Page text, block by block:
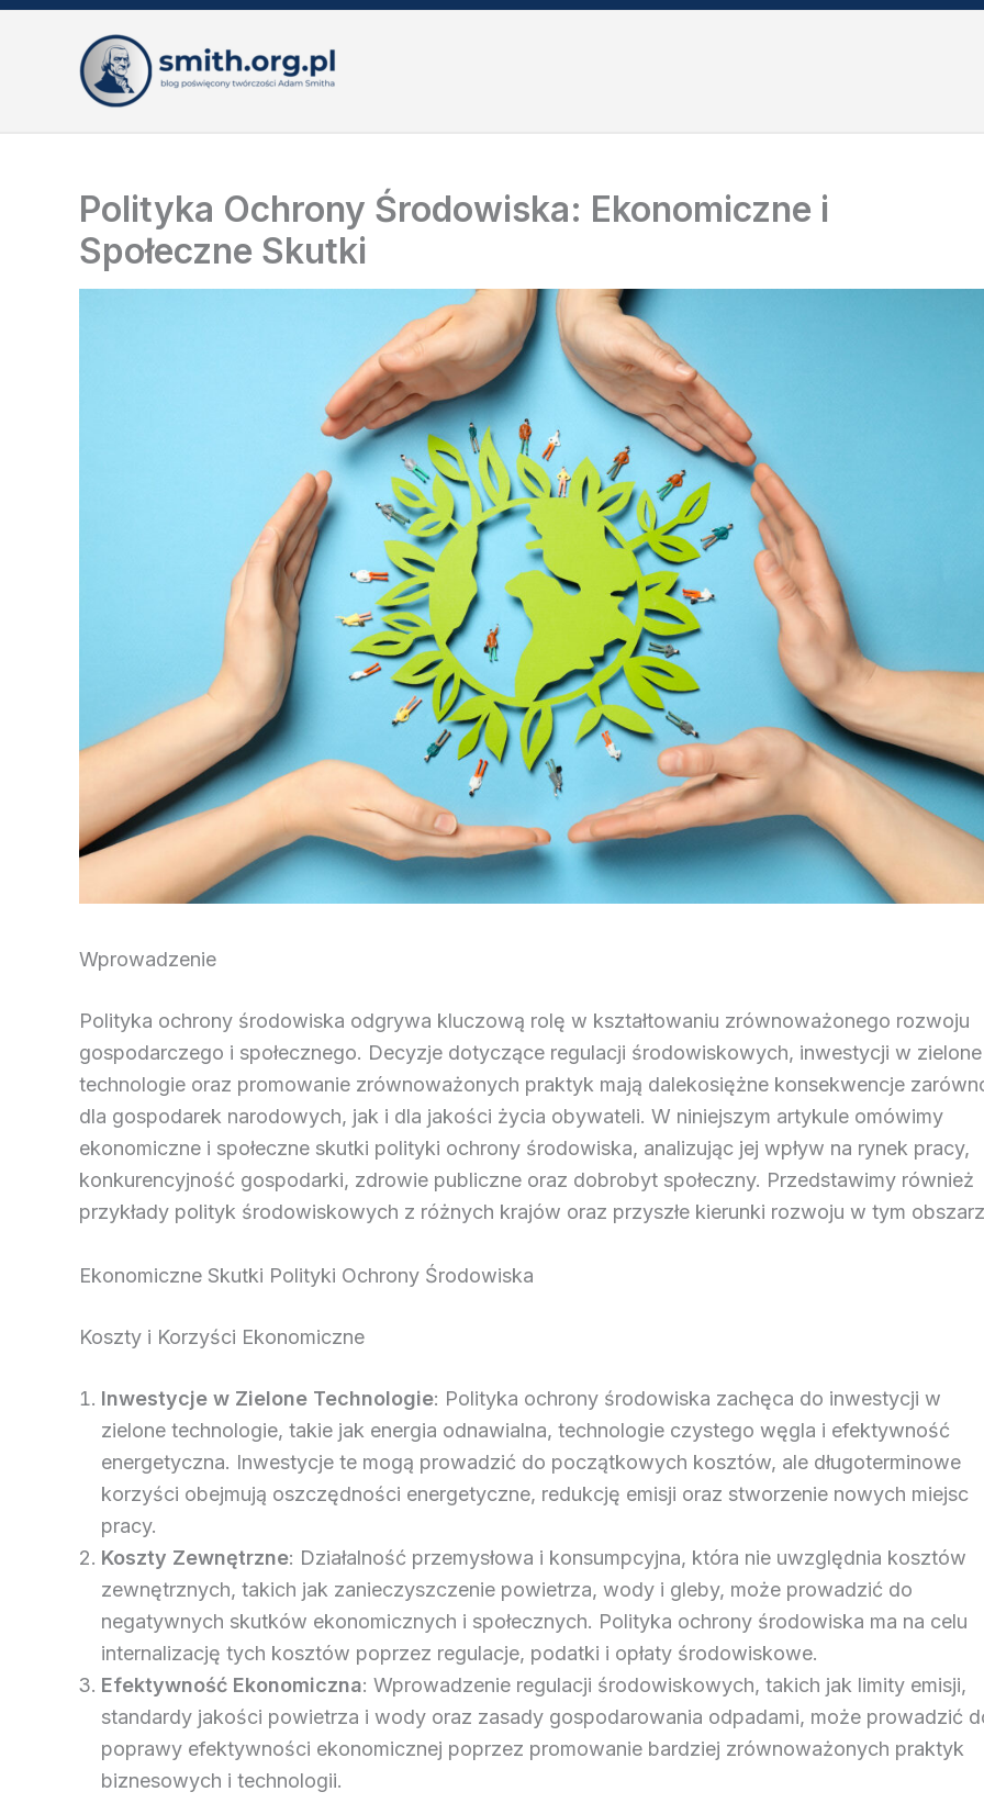
Przejdź
Polityka Ochrony Środowiska: Ekonomiczne i
Społeczne Skutki
Wprowadzenie
Polityka ochrony środowiska odgrywa kluczową rolę w kształtowaniu zrównoważonego rozwoju
gospodarczego i społecznego. Decyzje dotyczące regulacji środowiskowych, inwestycji w zielone
technologie oraz promowanie zrównoważonych praktyk mają dalekosiężne konsekwencje
dla gospodarek narodowych, jak i dla jakości życia obywateli. W niniejszym artykule omówimy
ekonomiczne i społeczne skutki polityki ochrony środowiska, analizując jej wpływ na rynek pracy,
konkurencyjność gospodarki, zdrowie publiczne oraz dobrobyt społeczny. Przedstawimy również
przykłady polityk środowiskowych z różnych krajów oraz przyszłe kierunki rozwoju w tym
Ekonomiczne Skutki Polityki Ochrony Środowiska
Koszty i Korzyści Ekonomiczne
Inwestycje w Zielone Technologie: Polityka ochrony środowiska zachęca do inwestycji w
zielone technologie, takie jak energia odnawialna, technologie czystego węgla i efektywność
energetyczna. Inwestycje te mogą prowadzić do początkowych kosztów, ale długoterminowe
korzyści obejmują oszczędności energetyczne, redukcję emisji oraz stworzenie nowych miejsc
pracy.
Koszty Zewnętrzne: Działalność przemysłowa i konsumpcyjna, która nie uwzględnia kosztów
zewnętrznych, takich jak zanieczyszczenie powietrza, wody i gleby, może prowadzić do
negatywnych skutków ekonomicznych i społecznych. Polityka ochrony środowiska ma na celu
internalizację tych kosztów poprzez regulacje, podatki i opłaty środowiskowe.
Efektywność Ekonomiczna: Wprowadzenie regulacji środowiskowych, takich jak limity emisji,
standardy jakości powietrza i wody oraz zasady gospodarowania odpadami, może prowadzić
poprawy efektywności ekonomicznej poprzez promowanie bardziej zrównoważonych praktyk
biznesowych i technologii.